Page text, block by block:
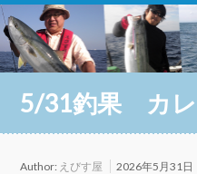
5/31釣果 カ
Author: えびす屋 2026年5月31日